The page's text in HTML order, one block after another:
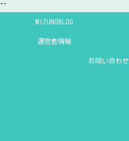
""
MIZUNOBLOG
運営者情報
お問い合わせ